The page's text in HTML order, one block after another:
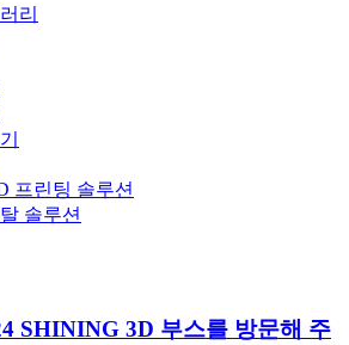
리
프린팅 솔루션
솔루션
SHINING 3D 부스를 방문해 주